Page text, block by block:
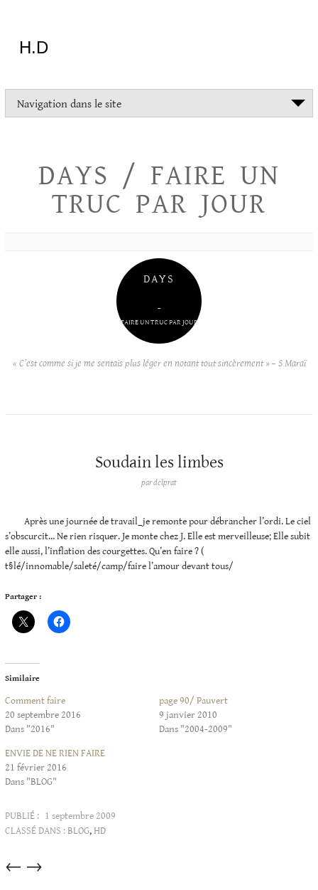
H.D
Navigation dans le site
DAYS / FAIRE UN
TRUC PAR JOUR
DAYS
–
FAIRE UN TRUC PAR JOUR
« C’est comme si je me sentais plus léger en notant tout sincèrement » – S Maraï
Soudain les limbes
pardelprat
Après une journée de travail_je remonte pour débrancher l’ordi. Le ciel
s’obscurcit… Ne rien risquer. Je monte chez J. Elle est merveilleuse; Elle subit
elle aussi, l’inflation des courgettes. Qu’en faire ? (
t§lé/innomable/saleté/camp/faire l’amour devant tous/
Partager :
Similaire
Comment faire
20 septembre 2016
Dans "2016"
page 90/ Pauvert
9 janvier 2010
Dans "2004-2009"
ENVIE DE NE RIEN FAIRE
21 février 2016
Dans "BLOG"
PUBLIÉ : 1 septembre 2009
CLASSÉ DANS :BLOG,HD
Articles
→
←